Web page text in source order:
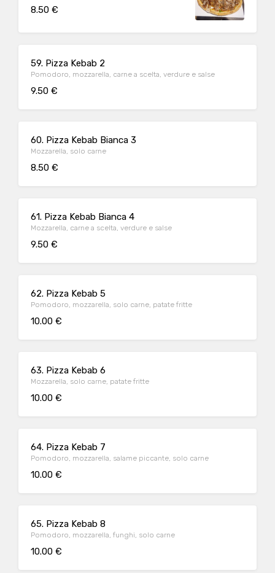
8.50 €
59. Pizza Kebab 2
Pomodoro, mozzarella, carne a scelta, verdure e salse
9.50 €
60. Pizza Kebab Bianca 3
Mozzarella, solo carne
8.50 €
61. Pizza Kebab Bianca 4
Mozzarella, carne a scelta, verdure e salse
9.50 €
62. Pizza Kebab 5
Pomodoro, mozzarella, solo carne, patate fritte
10.00 €
63. Pizza Kebab 6
Mozzarella, solo carne, patate fritte
10.00 €
64. Pizza Kebab 7
Pomodoro, mozzarella, salame piccante, solo carne
10.00 €
65. Pizza Kebab 8
Pomodoro, mozzarella, funghi, solo carne
10.00 €